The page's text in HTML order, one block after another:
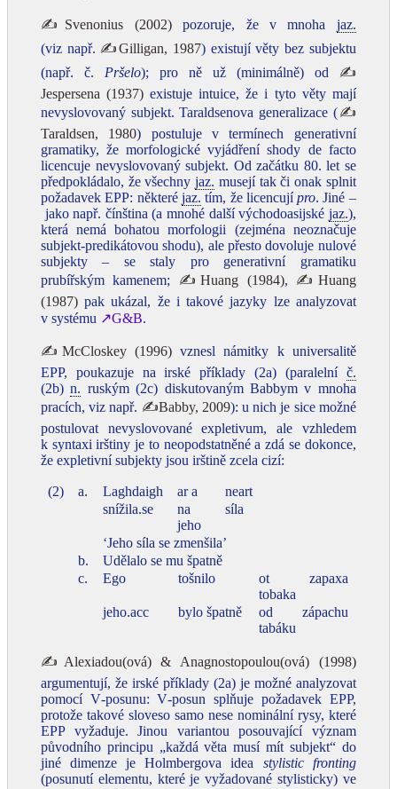
✍Svenonius (2002)pozoruje, že v mnoha jaz.
(viz např. ✍Gilligan, 1987) existují věty bez subjektu
(např. č. Pršelo); pro ně už (minimálně) od ✍
Jespersena (1937) existuje intuice, že i tyto věty mají
nevyslovovaný subjekt. Taraldsenova generalizace (✍
Taraldsen, 1980) postuluje v termínech generativní
gramatiky, že morfologické vyjádření shody de facto
licencuje nevyslovovaný subjekt. Od začátku 80. let se
předpokládalo, že všechnyjaz. musejí tak či onak splnit
požadavek EPP: některé jaz. tím, že licencujípro. Jiné –
jako např. čínština (a mnohé další východoasijské jaz.),
která nemá bohatou morfologii (zejména neoznačuje
subjekt‑predikátovou shodu), ale přesto dovoluje nulové
subjekty – se staly pro generativní gramatiku
prubířským kamenem; ✍Huang (1984), ✍Huang
(1987) pak ukázal, že i takové jazyky lze analyzovat
v systému ↗G&B.
✍McCloskey (1996) vznesl námitky k universalitě
EPP, poukazuje na irské příklady (2a) (paralelní č.
(2b)n. ruským (2c) diskutovaným Babbym v mnoha
pracích, viz např. ✍Babby, 2009): u nich je sice možné
postulovat nevyslovované expletivum, ale vzhledem
k syntaxi irštiny je to neopodstatněné a zdá se dokonce,
že expletivní subjekty jsou irštině zcela cizí:
(2) a. Laghdaigh ar a
neart
snížila.se
na
jeho
síla
‘Jeho síla se zmenšila’
b.
Udělalo se mu špatně
c.
Ego tošnilo
ot zapaxa
tobaka
jeho.acc
bylo špatně
od zápachu
tabáku
✍Alexiadou(ová) & Anagnostopoulou(ová) (1998)
argumentují, že irské příklady (2a) je možné analyzovat
pomocí V‑posunu: V‑posun splňuje požadavek EPP,
protože takové sloveso samo nese nominální rysy, které
EPP vyžaduje. Jinou variantou posouvající význam
původního principu „každá věta musí mít subjekt“ do
jiné dimenze je Holmbergova idea stylistic fronting
(posunutí elementu, které je vyžadované stylisticky) ve